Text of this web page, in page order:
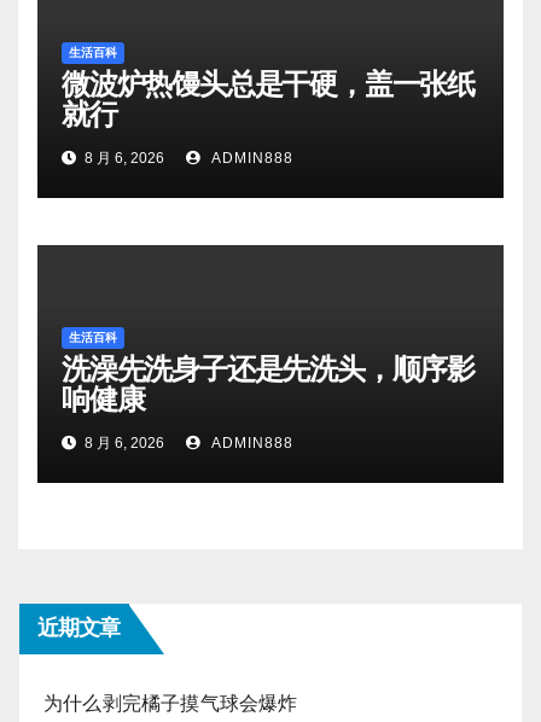
生活百科
微波炉热馒头总是干硬，盖一张纸
就行
8 月 6, 2026 ADMIN888
生活百科
洗澡先洗身子还是先洗头，顺序影
响健康
8 月 6, 2026 ADMIN888
近期文章
为什么剥完橘子摸气球会爆炸